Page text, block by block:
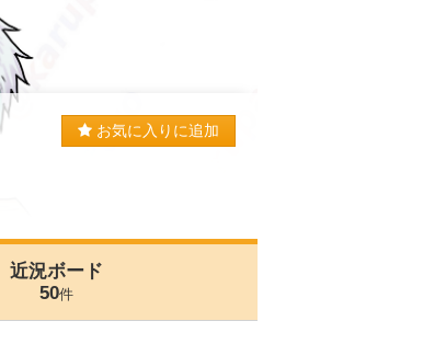
お気に入りに追加
近況ボード
50件